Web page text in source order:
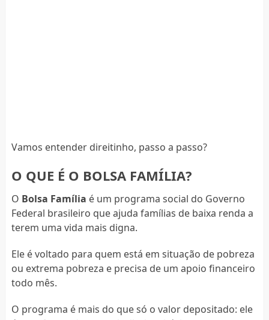
Vamos entender direitinho, passo a passo?
O QUE É O BOLSA FAMÍLIA?
O Bolsa Família é um programa social do Governo
Federal brasileiro que ajuda famílias de baixa renda a
terem uma vida mais digna.
Ele é voltado para quem está em situação de pobreza
ou extrema pobreza e precisa de um apoio financeiro
todo mês.
O programa é mais do que só o valor depositado: ele